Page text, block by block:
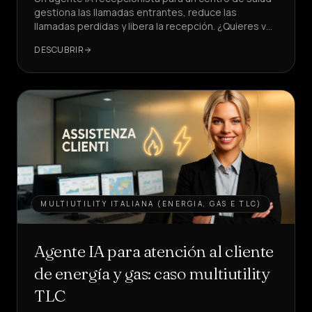
IDIOMA
CREAR
UN
AGENTE
gestiona las llamadas entrantes, reduce las
llamadas perdidas y libera la recepción. ¿Quieres ver
DESCUBRIR
MULTIUTILITY ITALIANA (ENERGIA, GAS E TLC)
Agente IA para atención al cliente
de energía y gas: caso multiutility
TLC